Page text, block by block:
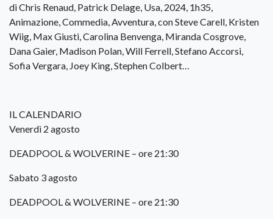
di Chris Renaud, Patrick Delage, Usa, 2024, 1h35,
Animazione, Commedia, Avventura, con Steve Carell, Kristen
Wiig, Max Giusti, Carolina Benvenga, Miranda Cosgrove,
Dana Gaier, Madison Polan, Will Ferrell, Stefano Accorsi,
Sofia Vergara, Joey King, Stephen Colbert…
IL CALENDARIO
Venerdì 2 agosto
DEADPOOL & WOLVERINE – ore 21:30
Sabato 3 agosto
DEADPOOL & WOLVERINE – ore 21:30